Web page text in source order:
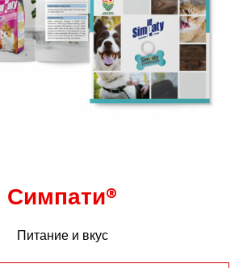
Симпати®
Питание и вкус